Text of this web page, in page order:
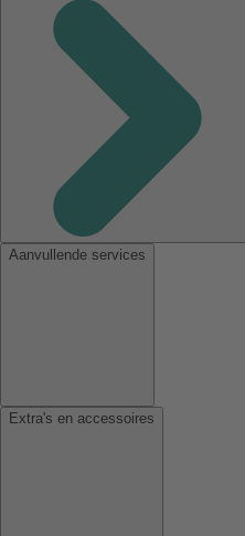
Aanvullende services
Extra's en accessoires